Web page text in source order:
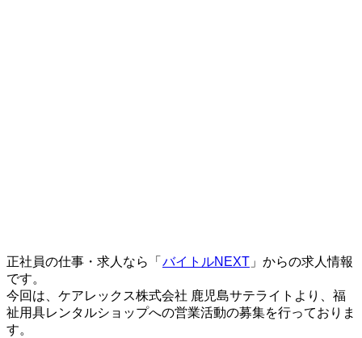
正社員の仕事・求人なら「 バイトルNEXT 」からの求人情報
です。
今回は、ケアレックス株式会社 鹿児島サテライトより、福
祉用具レンタルショップへの営業活動の募集を行っておりま
す。